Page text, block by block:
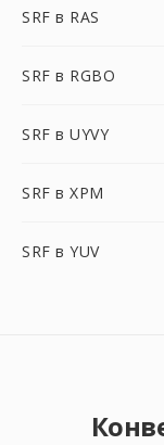
SRF в RAS
SRF в RGBO
SRF в UYVY
SRF в XPM
SRF в YUV